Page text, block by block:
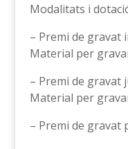
Modalitats i
– Premi de gravat
Material per
– Premi de gravat
Material per
– Premi de gravat